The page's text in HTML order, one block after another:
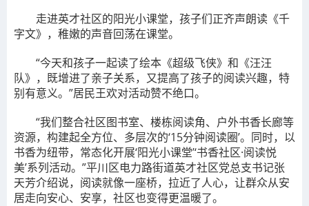
走进英才社区的阳光小课堂，孩子们正齐声朗读《千
字文》，稚嫩的声音回荡在课堂。
“今天和孩子一起读了绘本《超级飞侠》和《汪汪
队》，既增进了亲子关系，又提高了孩子的阅读兴趣，特
别有意义。”居民王欢对活动赞不绝口。
“我们整合社区图书室、楼栋阅读角、户外书香长廊等
资源，构建起全方位、多层次的‘15分钟阅读圈’。同时，以
书香为纽带，常态化开展‘阳光小课堂’‘书香社区·阅读悦
美’系列活动。”平川区电力路街道英才社区党总支书记张
天芳介绍说，阅读就像一座桥，拉近了人心，让群众从安
居走向安心、安享，社区也变得更温暖了。